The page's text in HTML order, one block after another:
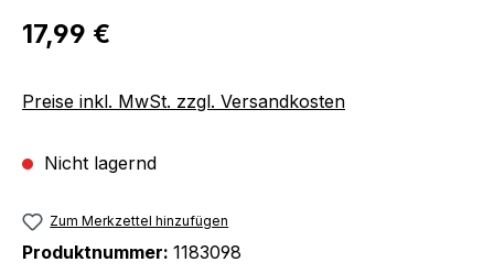
Regulärer Preis:
17,99 €
Preise inkl. MwSt. zzgl. Versandkosten
Nicht lagernd
Zum Merkzettel hinzufügen
Produktnummer: 1183098